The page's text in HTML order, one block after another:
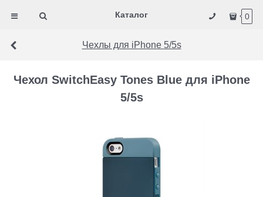
Каталог 0
Чехлы для iPhone 5/5s
Чехол SwitchEasy Tones Blue для iPhone
5/5s